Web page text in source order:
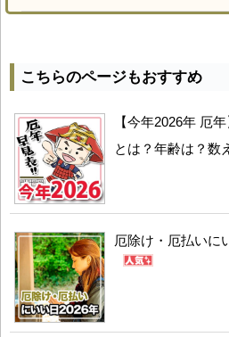
こちらのページもおすすめ
【今年2026年 厄
とは？年齢は？数
厄除け・厄払いに